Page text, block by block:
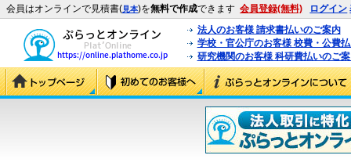
会員はオンラインで見積書(見本)を無料で作成できます 会員登録(無料) ログイン
法人のお客様 請求書払いのご案内
学校・官公庁のお客様 校費・公費
研究機関のお客様 科研費払いのご